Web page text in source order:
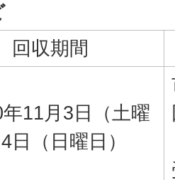
回収期間
11月3日（土曜
日（日曜日）